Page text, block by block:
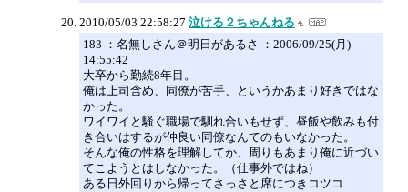
2010/05/03 22:58:27 泣ける２ちゃんねる
183 ：名無しさん＠明日があるさ ：2006/09/25(月)
14:55:42
大卒から勤続8年目。
俺は上司含め、同僚が苦手、というかあまり好きではな
かった。
ワイワイと騒ぐ職場で馴れ合いもせず、昼飯や飲みも付
き合いはするが仲良い同僚なんてのもいなかった。
そんな俺の性格を理解してか、周りもあまり俺に近づい
てこようとはしなかった。（仕事外ではね）
ある日外回りから帰ってさっさと席につきコツコ